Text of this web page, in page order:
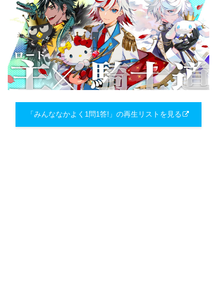
「みんななかよく1問1答!」の再生リストを見る